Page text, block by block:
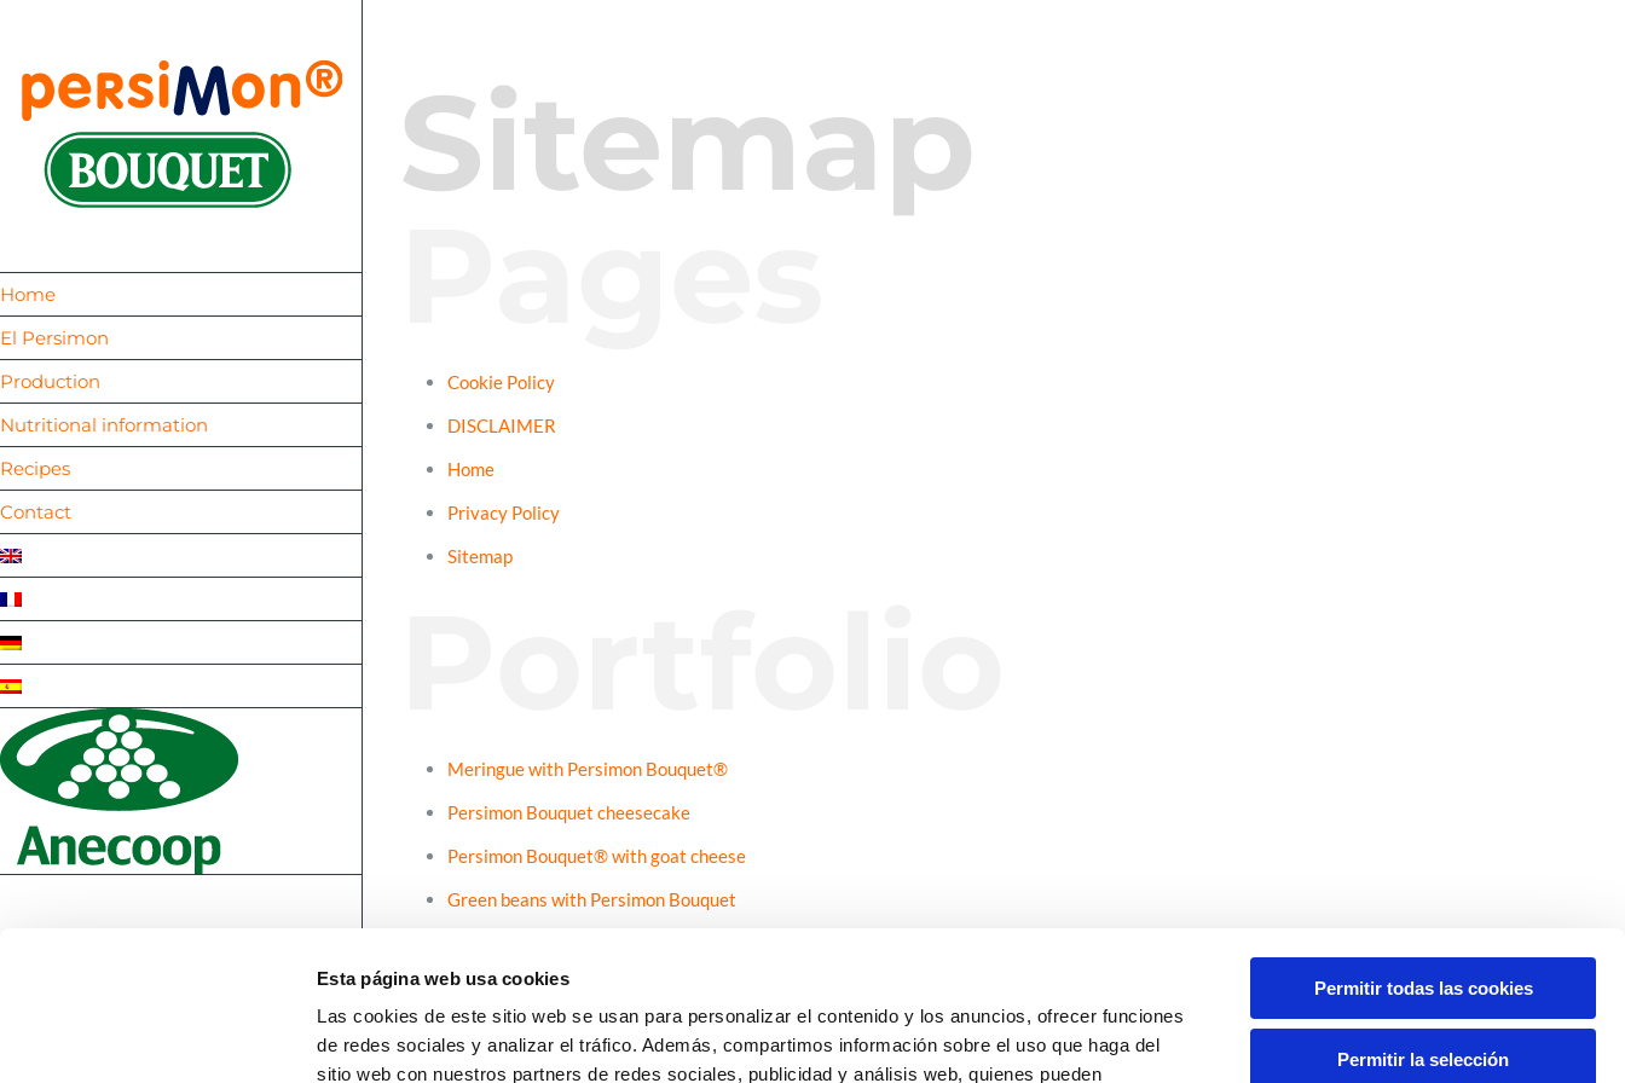
Esta página web usa cookies
Las cookies de este sitio web se usan para personalizar el contenido y los anuncios, ofrecer funciones
de redes sociales y analizar el tráfico. Además, compartimos información sobre el uso que haga del
sitio web con nuestros partners de redes sociales, publicidad y análisis web, quienes pueden
Permitir todas las cookies
Permitir la selección
content
Home
El Persimon
Production
Nutritional information
Recipes
Contact
Sitemap
Cookie Policy
DISCLAIMER
Home
Privacy Policy
Sitemap
Meringue with Persimon Bouquet®
Persimon Bouquet cheesecake
Persimon Bouquet® with goat cheese
Green beans with Persimon Bouquet
Pork loin in Persimon Bouquet sauce